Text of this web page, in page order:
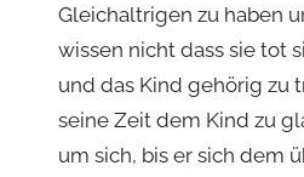
Gleichaltrigen zu haben
wissen nicht dass sie tot
und das Kind gehörig zu
seine Zeit dem Kind zu
um sich, bis er sich dem